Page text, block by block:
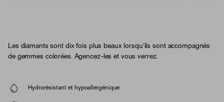
Les diamants sont dix fois plus beaux lorsqu’ils sont accompagnés
de gemmes colorées. Agencez-les et vous verrez.
Hydrorésistant et hypoallergénique